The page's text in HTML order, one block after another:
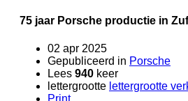
75 jaar Porsche productie in
02 apr 2025
Gepubliceerd in Porsche
Lees 940 keer
lettergrootte lettergrootte
Print